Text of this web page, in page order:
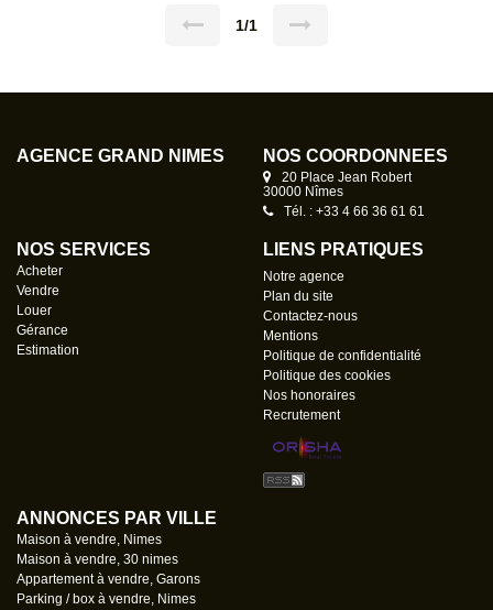
1/1
AGENCE GRAND NÎMES NOS COORDONNÉES
20 Place Jean Robert
30000 Nîmes
Tél. : +33 4 66 36 61 61
NOS SERVICES
Acheter
Vendre
Louer
Gérance
Estimation
LIENS PRATIQUES
Notre agence
Plan du site
Contactez-nous
Mentions
Politique de confidentialité
Politique des cookies
Nos honoraires
Recrutement
ANNONCES PAR VILLE
Maison à vendre, Nimes
Maison à vendre, 30 nimes
Appartement à vendre, Garons
Parking / box à vendre, Nimes